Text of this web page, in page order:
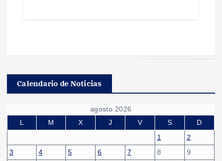
Calendario de Noticias
agosto 2026
L
M X J V S
D
1
2
3
4 5 6 7 8
9